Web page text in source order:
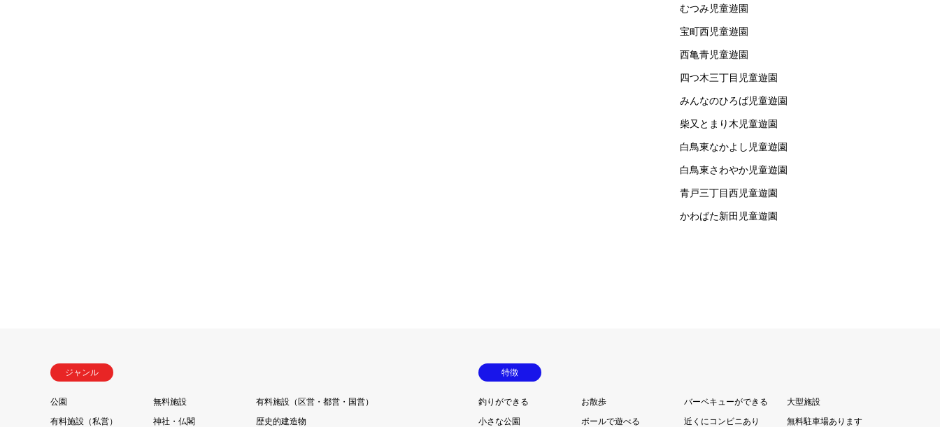
むつみ児童遊園
宝町西児童遊園
西亀青児童遊園
四つ木三丁目児童遊園
みんなのひろば児童遊園
柴又とまり木児童遊園
白鳥東なかよし児童遊園
白鳥東さわやか児童遊園
青戸三丁目西児童遊園
かわばた新田児童遊園
ジャンル
公園 無料施設
有料施設（区営・都営・国営）
有料施設（私営）
神社・仏閣 歴史的建造物
特徴
釣りができる お散歩 バーベキューができる
大型施設
小さな公園
ボールで遊べる 近くにコンビニあり 無料駐車場あります